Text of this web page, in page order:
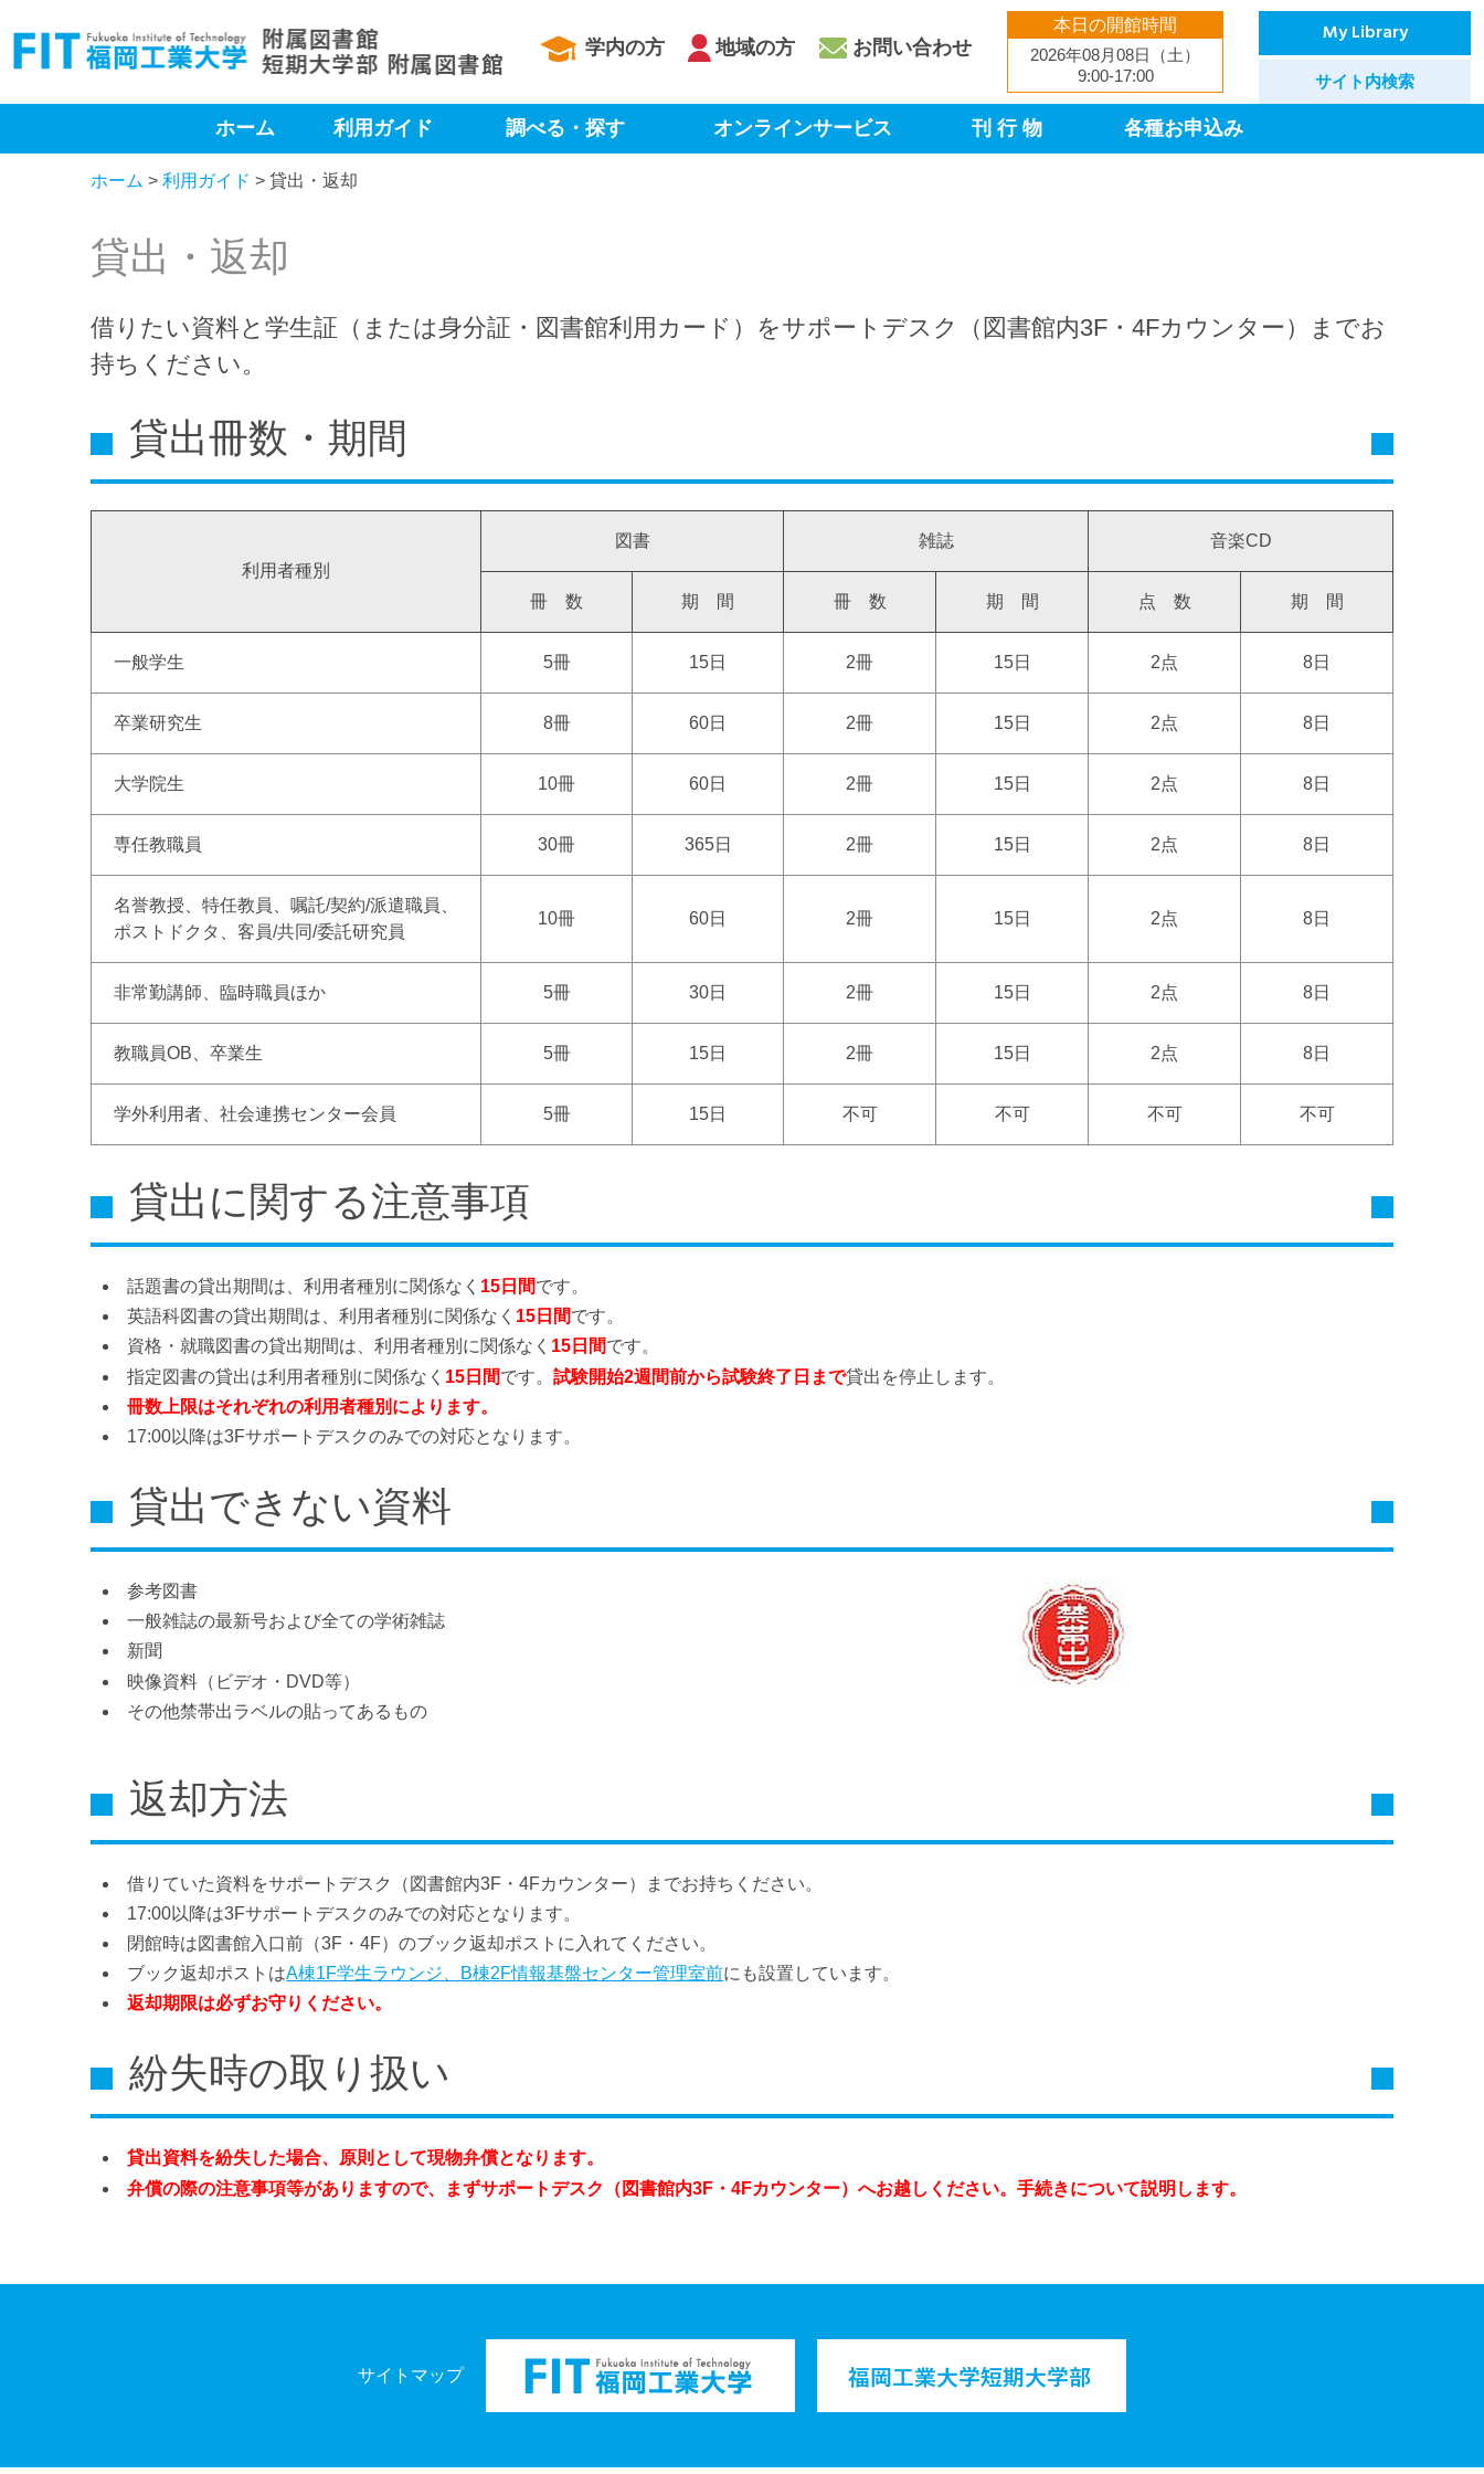
学内の方 地域の方 お問い合わせ
本日の開館時間
2026年08月08日（土）
9:00-17:00
My Library
サイト内検索
ホーム 利用ガイド 調べる・探す オンラインサービス 刊 行 物 各種お申込み
ホーム > 利用ガイド > 貸出・返却
貸出・返却
借りたい資料と学生証（または身分証・図書館利用カード）をサポートデスク（図書館内3F・4Fカウンター）までお
持ちください。
貸出冊数・期間
利用者種別
図書 雑誌 音楽CD
冊 数 期 間 冊 数 期 間 点 数 期 間
一般学生 5冊 15日 2冊 15日 2点 8日
卒業研究生 8冊 60日 2冊 15日 2点 8日
大学院生 10冊 60日 2冊 15日 2点 8日
専任教職員 30冊 365日 2冊 15日 2点 8日
名誉教授、特任教員、嘱託/契約/派遣職員、
ポストドクタ、客員/共同/委託研究員
10冊 60日 2冊 15日 2点 8日
非常勤講師、臨時職員ほか 5冊 30日 2冊 15日 2点 8日
教職員OB、卒業生 5冊 15日 2冊 15日 2点 8日
学外利用者、社会連携センター会員 5冊 15日 不可 不可 不可 不可
貸出に関する注意事項
話題書の貸出期間は、利用者種別に関係なく 15日間です。
英語科図書の貸出期間は、利用者種別に関係なく 15日間です。
資格・就職図書の貸出期間は、利用者種別に関係なく 15日間です。
指定図書の貸出は利用者種別に関係なく 15日間です。試験開始2週間前から試験終了日まで貸出を停止します。
冊数上限はそれぞれの利用者種別によります。
17:00以降は3Fサポートデスクのみでの対応となります。
貸出できない資料
参考図書
一般雑誌の最新号および全ての学術雑誌
新聞
映像資料（ビデオ・DVD等）
その他禁帯出ラベルの貼ってあるもの
返却方法
借りていた資料をサポートデスク（図書館内3F・4Fカウンター）までお持ちください。
17:00以降は3Fサポートデスクのみでの対応となります。
閉館時は図書館入口前（3F・4F）のブック返却ポストに入れてください。
ブック返却ポストはA棟1F学生ラウンジ、B棟2F情報基盤センター管理室前にも設置しています。
返却期限は必ずお守りください。
紛失時の取り扱い
貸出資料を紛失した場合、原則として現物弁償となります。
弁償の際の注意事項等がありますので、まずサポートデスク（図書館内3F・4Fカウンター）へお越しください。手続きについて説明します。
サイトマップ